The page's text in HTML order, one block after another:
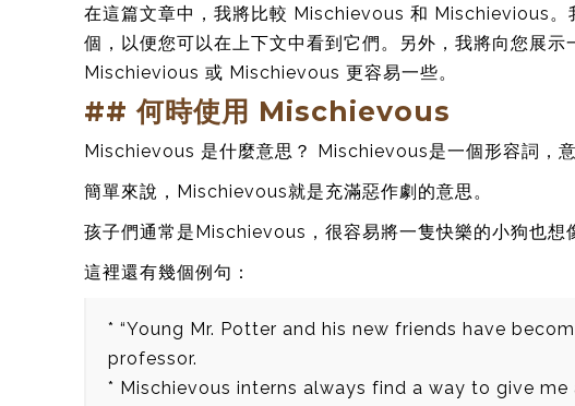
在這篇文章中，我將比較 Mischievous 和 Mischievious。
個，以便您可以在上下文中看到它們。另外，我將向您展
Mischievious 或 Mischievous 更容易一些。
## 何時使用 Mischievous
Mischievous 是什麼意思？ Mischievous是一個形容詞，意
簡單來說，Mischievous就是充滿惡作劇的意思。
孩子們通常是Mischievous，很容易將一隻快樂的小狗也想
這裡還有幾個例句：
* “Young Mr. Potter and his new friends have
professor.
* Mischievous interns always find a way to give